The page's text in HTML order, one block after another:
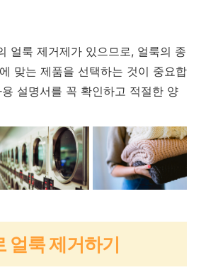
얼룩 제거제가 있으므로, 얼룩의 종
맞는 제품을 선택하는 것이 중요합
설명서를 꼭 확인하고 적절한 양
얼룩 제거하기